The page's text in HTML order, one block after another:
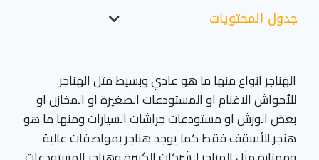
جدول المحتويات
الهناجر انواع منها ما هو عادي وبسيط مثل الهناجر
للأحواش الاغنام او المستودعات الصغيرة او المخازن او
بعض الورش او مستودعات جراشات السيارات ومنها ما هو
هنجر للأسقف فقط كما يوجد هناجر بمواصفات عالية